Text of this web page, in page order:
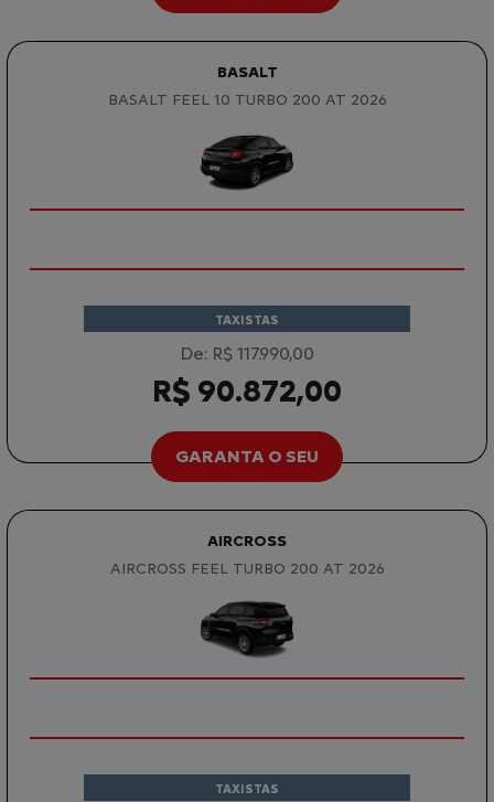
BASALT
BASALT FEEL 1.0 TURBO 200 AT 2026
TAXISTAS
De: R$ 117.990,00
R$ 90.872,00
GARANTA O SEU
AIRCROSS
AIRCROSS FEEL TURBO 200 AT 2026
TAXISTAS